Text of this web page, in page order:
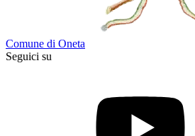
Comune di Oneta
Seguici su